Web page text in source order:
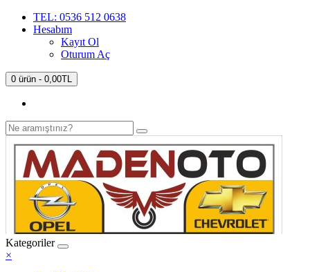
TEL: 0536 512 0638
Hesabım
Kayıt Ol
Oturum Aç
0 ürün - 0,00TL
Kategoriler
×